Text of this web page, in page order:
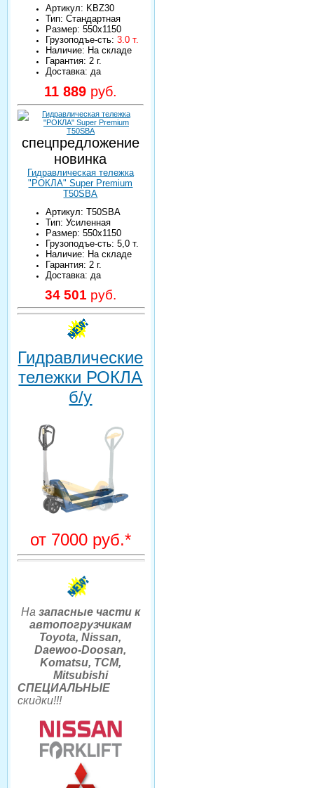
Артикул: KBZ30
Тип: Стандартная
Размер: 550х1150
Грузоподъе-сть: 3.0 т.
Наличие: На складе
Гарантия: 2 г.
Доставка: да
11 889 руб.
спецпредложение
новинка
Гидравлическая тележка
"РОКЛА" Super Premium
T50SBA
Артикул: T50SBA
Тип: Усиленная
Размер: 550х1150
Грузоподъе-сть: 5,0 т.
Наличие: На складе
Гарантия: 2 г.
Доставка: да
34 501 руб.
Гидравлические
тележки РОКЛА
б/у
от 7000 руб.*
На запасные части к
автопогрузчикам
Toyota, Nissan,
Daewoo-Doosan,
Komatsu, TCM,
Mitsubishi
СПЕЦИАЛЬНЫЕ
скидки!!!